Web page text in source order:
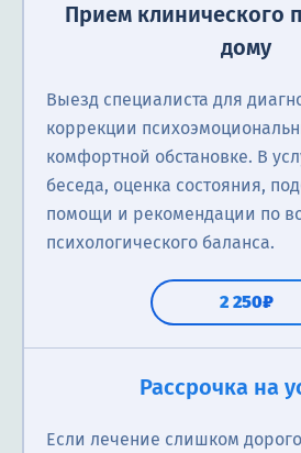
Прием клинического
дому
Выезд специалиста для
коррекции
комфортной обстановке. В
беседа, оценка состояния,
помощи и рекомендации по
психологического баланса.
2 250₽
Рассрочка на
Если лечение слишком